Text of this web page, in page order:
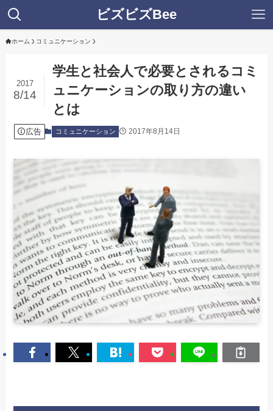
ビズビズBee
ホーム コミュニケーション
学生と社会人で必要とされるコミ
ュニケーションの取り方の違い
とは
2017
8/14
広告 コミュニケーション 2017年8月14日